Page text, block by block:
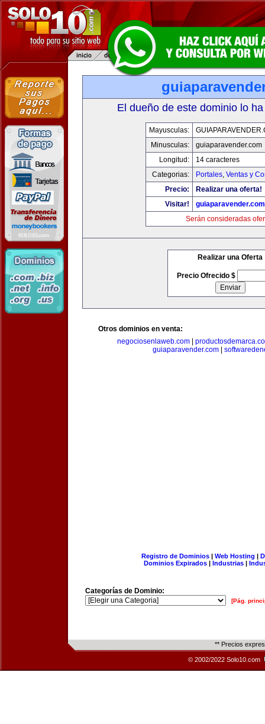
El dueño de este dominio lo
Mayusculas:
Minusculas:
guiaparavender.com
Longitud:
14 caracteres
Categorias:
Portales, Ventas y
Precio:
Realizar una oferta!
Visitar!
guiaparavender.com
Serán consideradas
Realizar una Oferta
Precio Ofrecido $
Otros dominios en venta:
negociosenlaweb.com
guiaparavender.com|
Registro de Dominios| Web Hosting |
Dominios Expirados | Industrias |
Categorías de Dominio:
[Pág.
** Precios
© 2002/2022 Solo10.com